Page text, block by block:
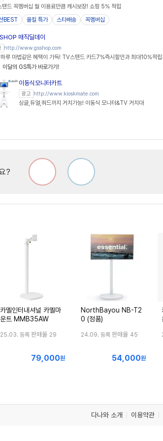
드 꼭멤버십 월 이용료만큼 캐시보장! 쇼핑 5% 적립
BEST
올킬 특가 스타배송 꼭멤버십
매직딜데이
http://www.gsshop.com
루 마법같은 혜택이 가득! TV스탠드 카드7%즉시할인과 최대10%적립
이달의 GS특가 바로가기!
이동식모니터카트
광고 http://www.kioskmate.com
싱글,듀얼,쿼드까지 거치가능! 이동식 모니터&TV 거치대
?
카멜인터내셔널 카멜마
운트 MMB35AW
25.03. 등록 판매몰 29
최
79,000원
NorthBayou NB-T2
0 (정품)
24.09. 등록 판매몰 45
최
54,000원
다나와 소개 이용약관